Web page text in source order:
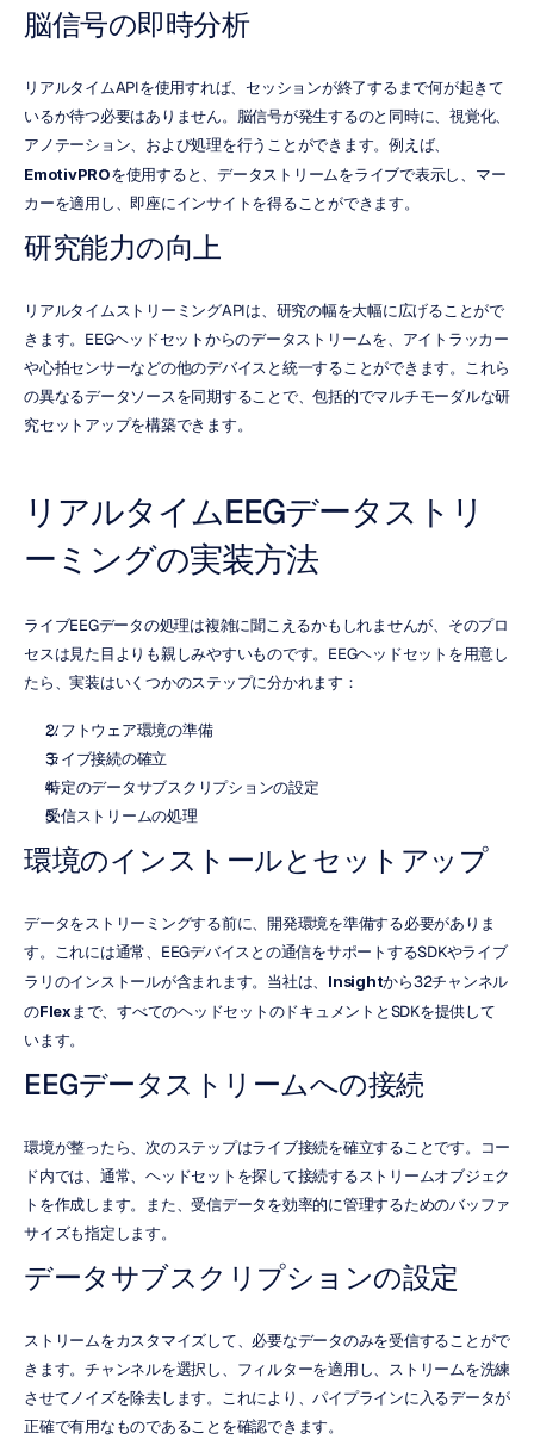
脳信号の即時分析
リアルタイムAPIを使用すれば、セッションが終了するまで何が起きて
いるか待つ必要はありません。脳信号が発生するのと同時に、視覚化、
アノテーション、および処理を行うことができます。例えば、
EmotivPROを使用すると、データストリームをライブで表示し、マー
カーを適用し、即座にインサイトを得ることができます。
研究能力の向上
リアルタイムストリーミングAPIは、研究の幅を大幅に広げることがで
きます。EEGヘッドセットからのデータストリームを、アイトラッカー
や心拍センサーなどの他のデバイスと統一することができます。これら
の異なるデータソースを同期することで、包括的でマルチモーダルな研
究セットアップを構築できます。
リアルタイムEEGデータストリ
ーミングの実装方法
ライブEEGデータの処理は複雑に聞こえるかもしれませんが、そのプロ
セスは見た目よりも親しみやすいものです。EEGヘッドセットを用意し
たら、実装はいくつかのステップに分かれます：
ソフトウェア環境の準備
ライブ接続の確立
特定のデータサブスクリプションの設定
受信ストリームの処理
環境のインストールとセットアップ
データをストリーミングする前に、開発環境を準備する必要がありま
す。これには通常、EEGデバイスとの通信をサポートするSDKやライブ
ラリのインストールが含まれます。当社は、 Insightから32チャンネル
のFlexまで、すべてのヘッドセットのドキュメントとSDKを提供して
います。
EEGデータストリームへの接続
環境が整ったら、次のステップはライブ接続を確立することです。コー
ド内では、通常、ヘッドセットを探して接続するストリームオブジェク
トを作成します。また、受信データを効率的に管理するためのバッファ
サイズも指定します。
データサブスクリプションの設定
ストリームをカスタマイズして、必要なデータのみを受信することがで
きます。チャンネルを選択し、フィルターを適用し、ストリームを洗練
させてノイズを除去します。これにより、パイプラインに入るデータが
正確で有用なものであることを確認できます。